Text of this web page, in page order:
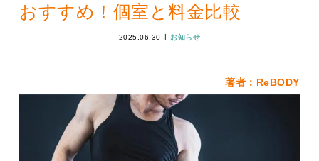
おすすめ！個室と料金比較
2025.06.30 お知らせ
著者：ReBODY